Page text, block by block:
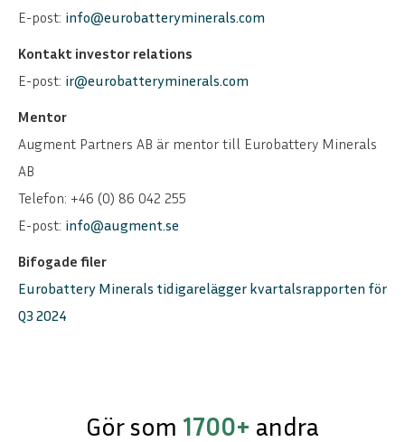
E-post: info@eurobatteryminerals.com
Kontakt investor relations
E-post: ir@eurobatteryminerals.com
Mentor
Augment Partners AB är mentor till Eurobattery Minerals
AB
Telefon: +46 (0) 86 042 255
E-post: info@augment.se
Bifogade filer
Eurobattery Minerals tidigarelägger kvartalsrapporten för
Q3 2024
Gör som 1700+ andra